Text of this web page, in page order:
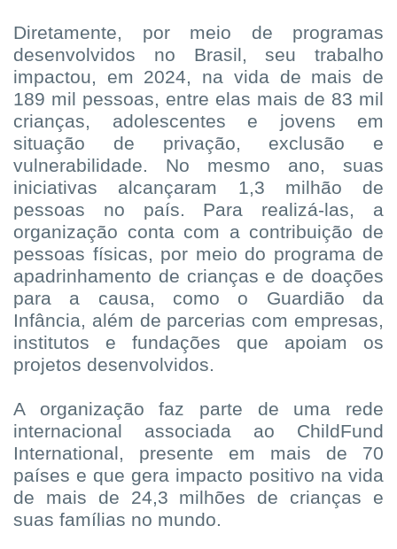
Diretamente, por meio de programas
desenvolvidos no Brasil, seu trabalho
impactou, em 2024, na vida de mais de
189 mil pessoas, entre elas mais de 83 mil
crianças, adolescentes e jovens em
situação de privação, exclusão e
vulnerabilidade. No mesmo ano, suas
iniciativas alcançaram 1,3 milhão de
pessoas no país. Para realizá-las, a
organização conta com a contribuição de
pessoas físicas, por meio do programa de
apadrinhamento de crianças e de doações
para a causa, como o Guardião da
Infância, além de parcerias com empresas,
institutos e fundações que apoiam os
projetos desenvolvidos.
A organização faz parte de uma rede
internacional associada ao ChildFund
International, presente em mais de 70
países e que gera impacto positivo na vida
de mais de 24,3 milhões de crianças e
suas famílias no mundo.